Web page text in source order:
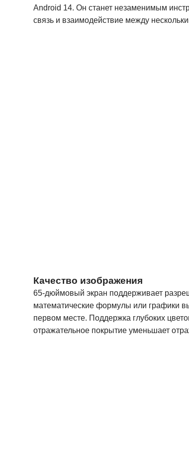
Android 14. Он станет незаменимым
связь и взаимодействие между
Качество изображения
65-дюймовый экран поддерживает
математические формулы или графики
первом месте. Поддержка глубоких
отражательное покрытие уменьшает